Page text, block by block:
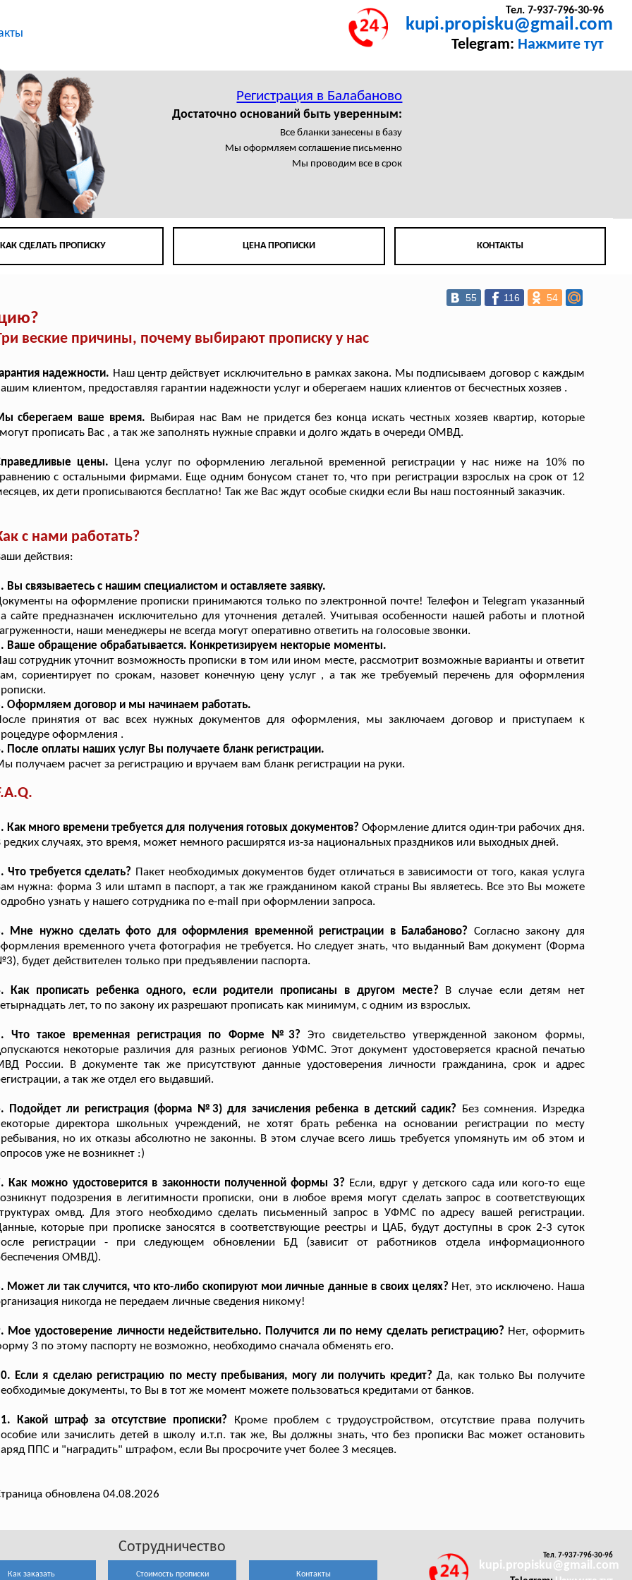
Тел. 7-937-796-30-96
kupi.propisku@gmail.com
Telegram: Нажмите тут
Регистрация в Балабаново
Достаточно оснований быть уверенным:
Все бланки занесены в базу
Мы оформляем соглашение письменно
Мы проводим все в срок
КАК СДЕЛАТЬ ПРОПИСКУ ЦЕНА ПРОПИСКИ КОНТАКТЫ
55 116 54
веские причины, почему выбирают прописку у нас
надежности. Наш центр действует исключительно в рамках закона. Мы подписываем договор с каждым
клиентом, предоставляя гарантии надежности услуг и оберегаем наших клиентов от бесчестных хозяев .
сберегаем ваше время. Выбирая нас Вам не придется без конца искать честных хозяев квартир, которые
прописать Вас , а так же заполнять нужные справки и долго ждать в очереди ОМВД.
цены. Цена услуг по оформлению легальной временной регистрации у нас ниже на 10% по
с остальными фирмами. Еще одним бонусом станет то, что при регистрации взрослых на срок от 12
их дети прописываются бесплатно! Так же Вас ждут особые скидки если Вы наш постоянный заказчик.
с нами работать?
действия:
Вы связываетесь с нашим специалистом и оставляете заявку.
на оформление прописки принимаются только по электронной почте! Телефон и Telegram указанный
сайте предназначен исключительно для уточнения деталей. Учитывая особенности нашей работы и плотной
наши менеджеры не всегда могут оперативно ответить на голосовые звонки.
Ваше обращение обрабатывается. Конкретизируем некторые моменты.
сотрудник уточнит возможность прописки в том или ином месте, рассмотрит возможные варианты и ответит
сориентирует по срокам, назовет конечную цену услуг , а так же требуемый перечень для оформления
Оформляем договор и мы начинаем работать.
принятия от вас всех нужных документов для оформления, мы заключаем договор и приступаем к
оформления .
После оплаты наших услуг Вы получаете бланк регистрации.
получаем расчет за регистрацию и вручаем вам бланк регистрации на руки.
Как много времени требуется для получения готовых документов? Оформление длится один-три рабочих дня.
редких случаях, это время, может немного расширятся из-за национальных праздников или выходных дней.
Что требуется сделать? Пакет необходимых документов будет отличаться в зависимости от того, какая услуга
нужна: форма 3 или штамп в паспорт, а так же гражданином какой страны Вы являетесь. Все это Вы можете
узнать у нашего сотрудника по e-mail при оформлении запроса.
Мне нужно сделать фото для оформления временной регистрации в Балабаново? Согласно закону для
временного учета фотография не требуется. Но следует знать, что выданный Вам документ (Форма
будет действителен только при предъявлении паспорта.
Как прописать ребенка одного, если родители прописаны в другом месте? В случае если детям нет
лет, то по закону их разрешают прописать как минимум, с одним из взрослых.
Что такое временная регистрация по Форме №3? Это свидетельство утвержденной законом формы,
некоторые различия для разных регионов УФМС. Этот документ удостоверяется красной печатью
России. В документе так же присутствуют данные удостоверения личности гражданина, срок и адрес
а так же отдел его выдавший.
Подойдет ли регистрация (форма №3) для зачисления ребенка в детский садик? Без сомнения. Изредка
директора школьных учреждений, не хотят брать ребенка на основании регистрации по месту
но их отказы абсолютно не законны. В этом случае всего лишь требуется упомянуть им об этом и
уже не возникнет :)
Как можно удостоверится в законности полученной формы 3? Если, вдруг у детского сада или кого-то еще
подозрения в легитимности прописки, они в любое время могут сделать запрос в соответствующих
омвд. Для этого необходимо сделать письменный запрос в УФМС по адресу вашей регистрации.
которые при прописке заносятся в соответствующие реестры и ЦАБ, будут доступны в срок 2-3 суток
регистрации - при следующем обновлении БД (зависит от работников отдела информационного
ОМВД).
Может ли так случится, что кто-либо скопируют мои личные данные в своих целях? Нет, это исключено. Наша
никогда не передаем личные сведения никому!
Мое удостоверение личности недействительно. Получится ли по нему сделать регистрацию? Нет, оформить
3 по этому паспорту не возможно, необходимо сначала обменять его.
Если я сделаю регистрацию по месту пребывания, могу ли получить кредит? Да, как только Вы получите
документы, то Вы в тот же момент можете пользоваться кредитами от банков.
Какой штраф за отсутствие прописки? Кроме проблем с трудоустройством, отсутствие права получить
или зачислить детей в школу и.т.п. так же, Вы должны знать, что без прописки Вас может остановить
ППС и "наградить" штрафом, если Вы просрочите учет более 3 месяцев.
обновлена 04.08.2026
Сотрудничество
Как заказать Стоимость прописки Контакты
Тел. 7-937-796-30-96
kupi.propisku@gmail.com